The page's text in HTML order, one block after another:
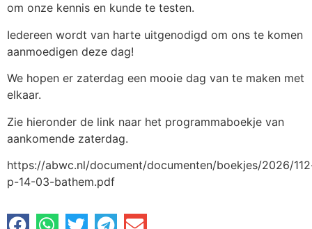
om onze kennis en kunde te testen.
Iedereen wordt van harte uitgenodigd om ons te komen
aanmoedigen deze dag!
We hopen er zaterdag een mooie dag van te maken met
elkaar.
Zie hieronder de link naar het programmaboekje van
aankomende zaterdag.
https://abwc.nl/document/documenten/boekjes/2026/
p-14-03-bathem.pdf